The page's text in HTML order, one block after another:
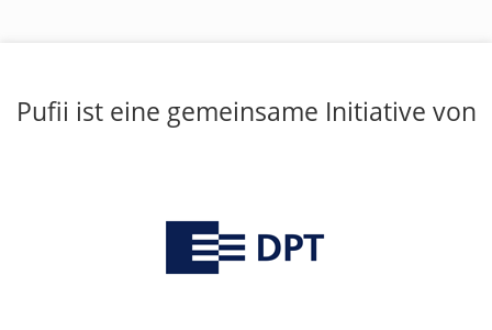
Pufii ist eine gemeinsame Initiative von